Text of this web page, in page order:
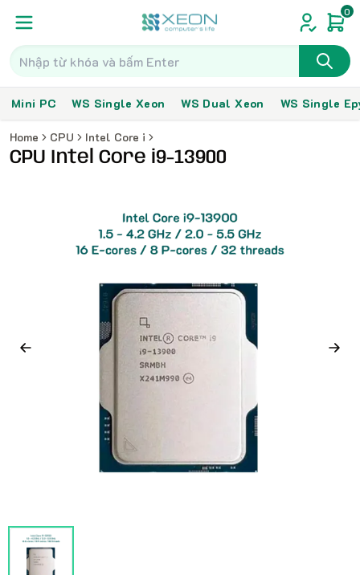
0
Mini PC WS Single Xeon WS Dual Xeon WS Single
Home CPU Intel Core i
CPU Intel Core i9-13900